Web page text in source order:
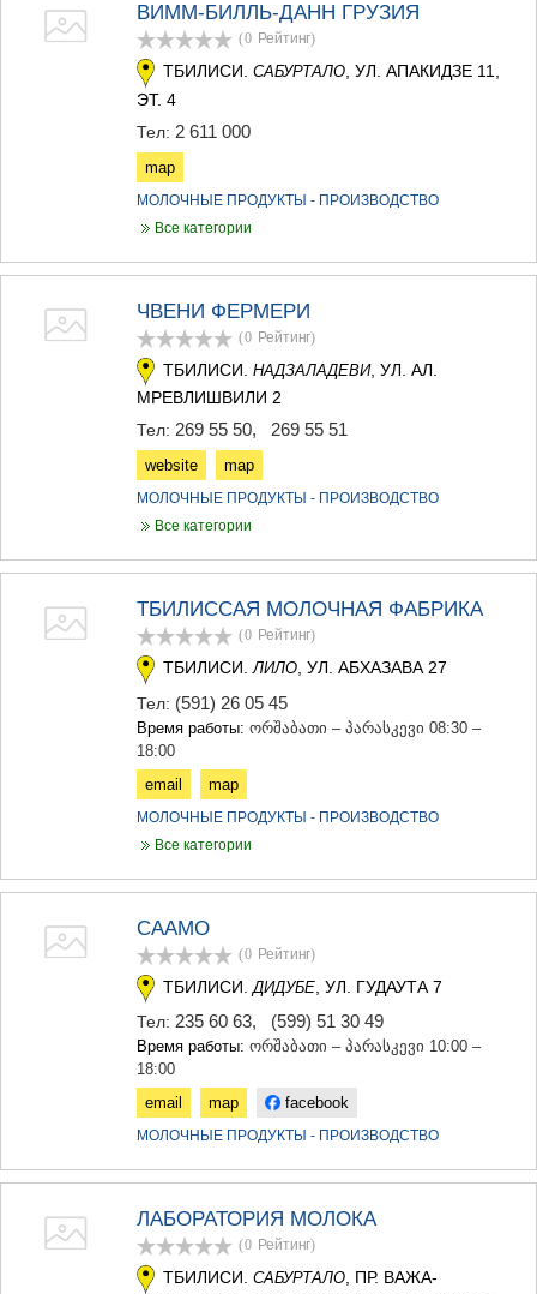
ЦКАЛТУБО
ЧИАТУРА
ДЕДОПЛИСЦКАРО
САГАРЕДЖО
КВАРЕЛИ
ЦНОРИ
МЦХЕТА-МТИАНЕТИ
СТЕПАНЦМИНДА (КАЗБЕГИ)
РАЧА-ЛЕЧХУМИ/НИЖНЯЯ
АМБРОЛАУРИ
ОНИ
МЕГРЕЛИЯ/ВЕРХНЯЯ
АНАКЛИА
ДЖВАРИ
САМЦХЕ-ДЖАВАХЕТИ
АХАЛКАЛАКИ
НИНОЦМИНДА
БАКУРИАНИ
КВЕМО КАРТЛИ
ВИММ-БИЛЛЬ-ДАНН ГРУЗИЯ
(0 Рейтинг)
ТБИЛИСИ. САБУРТАЛО , УЛ. АПАКИДЗЕ 11,
ЭТ. 4
Тел: 2 611 000
map
МОЛОЧНЫЕ ПРОДУКТЫ - ПРОИЗВОДСТВО
Все категории
ЧВЕНИ ФЕРМЕРИ
(0 Рейтинг)
ТБИЛИСИ. НАДЗАЛАДЕВИ, УЛ. АЛ.
МРЕВЛИШВИЛИ 2
Тел: 269 55 50, 269 55 51
website map
МОЛОЧНЫЕ ПРОДУКТЫ - ПРОИЗВОДСТВО
Все категории
ТБИЛИССАЯ МОЛОЧНАЯ ФАБРИКА
(0 Рейтинг)
ТБИЛИСИ. ЛИЛО , УЛ. АБХАЗАВА 27
Тел: (591) 26 05 45
Время работы: ორშაბათი – პარასკევი 08:30 –
18:00
email
map
МОЛОЧНЫЕ ПРОДУКТЫ - ПРОИЗВОДСТВО
Все категории
СААМО
(0 Рейтинг)
ТБИЛИСИ. ДИДУБЕ , УЛ. ГУДАУТА 7
Тел: 235 60 63, (599) 51 30 49
Время работы: ორშაბათი – პარასკევი 10:00 –
18:00
email
map facebook
МОЛОЧНЫЕ ПРОДУКТЫ - ПРОИЗВОДСТВО
ЛАБОРАТОРИЯ МОЛОКА
(0 Рейтинг)
ТБИЛИСИ. САБУРТАЛО, ПР. ВАЖА-